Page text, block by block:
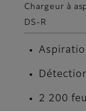
Chargeur à
DS-R
2 200